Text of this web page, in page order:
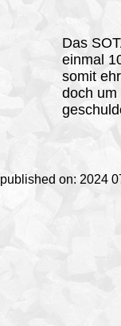
Das
einmal
somit
doch
published on: 2024